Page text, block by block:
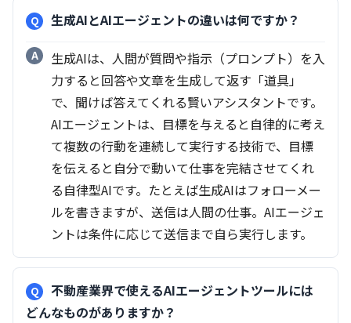
生成AIとAIエージェントの違いは何ですか？
生成AIは、人間が質問や指示（プロンプト）を入
力すると回答や文章を生成して返す「道具」
で、聞けば答えてくれる賢いアシスタントです。
AIエージェントは、目標を与えると自律的に考え
て複数の行動を連続して実行する技術で、目標
を伝えると自分で動いて仕事を完結させてくれ
る自律型AIです。たとえば生成AIはフォローメー
ルを書きますが、送信は人間の仕事。AIエージェ
ントは条件に応じて送信まで自ら実行します。
不動産業界で使えるAIエージェントツールには
どんなものがありますか？